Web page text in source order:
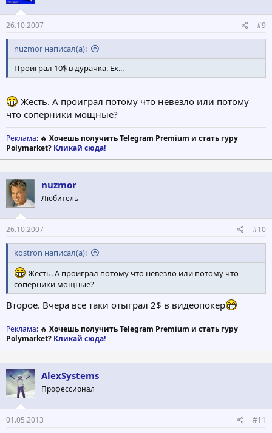
26.10.2007 #9
nuzmor написал(а):
Проиграл 10$ в дурачка. Ех...
Жесть. А проиграл потому что невезло или потому
что соперники мощные?
Реклама: 🔥 Хочешь получить Telegram Premium и стать гуру
Polymarket? Кликай сюда!
nuzmor
Любитель
26.10.2007 #10
kostron написал(а):
Жесть. А проиграл потому что невезло или потому что
соперники мощные?
Второе. Вчера все таки отыграл 2$ в видеопокер
Реклама: 🔥 Хочешь получить Telegram Premium и стать гуру
Polymarket? Кликай сюда!
AlexSystems
Профессионал
01.05.2013 #11